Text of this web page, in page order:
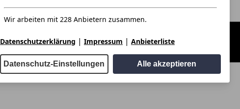
Wir arbeiten mit 228 Anbietern zusammen.
Datenschutzerklärung | Impressum | Anbieterliste
Datenschutz-Einstellungen Alle akzeptieren